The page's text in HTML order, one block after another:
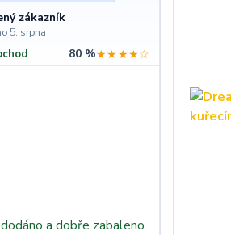
zákazník
5. srpna
80 %★★★★☆
a dobře zabaleno.